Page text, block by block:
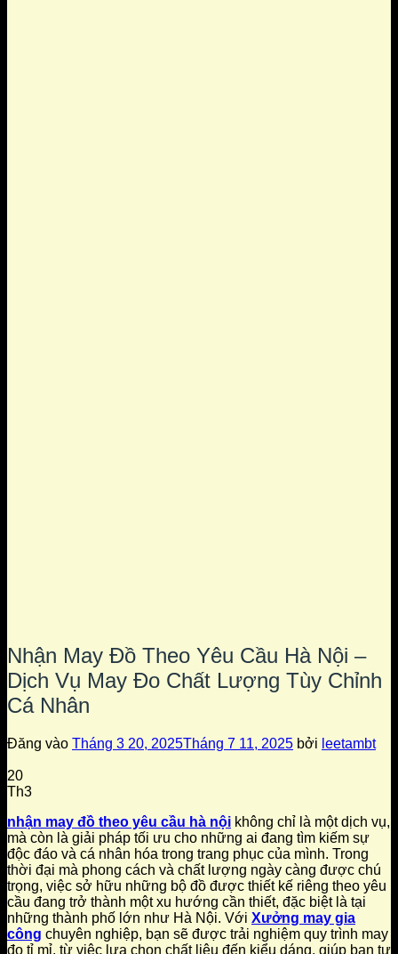
Nhận May Đồ Theo Yêu Cầu Hà Nội –
Dịch Vụ May Đo Chất Lượng Tùy Chỉnh
Cá Nhân
Đăng vào Tháng 3 20, 2025Tháng 7 11, 2025 bởi leetambt
20
Th3
nhận may đồ theo yêu cầu hà nội không chỉ là một dịch vụ,
mà còn là giải pháp tối ưu cho những ai đang tìm kiếm sự
độc đáo và cá nhân hóa trong trang phục của mình. Trong
thời đại mà phong cách và chất lượng ngày càng được chú
trọng, việc sở hữu những bộ đồ được thiết kế riêng theo yêu
cầu đang trở thành một xu hướng cần thiết, đặc biệt là tại
những thành phố lớn như Hà Nội. Với Xưởng may gia
công chuyên nghiệp, bạn sẽ được trải nghiệm quy trình may
đo tỉ mỉ, từ việc lựa chọn chất liệu đến kiểu dáng, giúp bạn tự